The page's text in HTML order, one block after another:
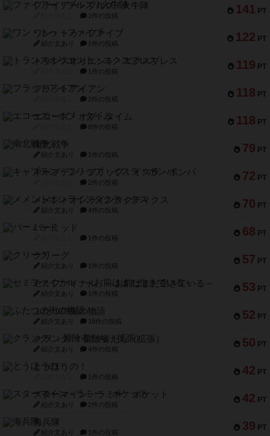
141 PT
ファイアー・ブルズ / 火牛陣
1件の投稿
122 PT
ワン・トゥ・ファイブ
紹介文あり 1件の投稿
119 PT
トランスオリエント・エクスプレス
1件の投稿
118 PT
フラットアイアン
2件の投稿
118 PT
エコーズ・オブ・タイム
8件の投稿
79 PT
南北戦争
紹介文あり 1件の投稿
72 PT
キャプテン・フリップ：イスラ・ボンバ
2件の投稿
70 PT
メメントオンラインタクティクス
紹介文あり 4件の投稿
68 PT
パーミッド
1件の投稿
57 PT
クリーグ
紹介文あり 1件の投稿
53 PT
セミファイナル ～お前はまだ生きている～
紹介文あり 1件の投稿
52 PT
ふたつの街の物語
紹介文あり 18件の投稿
50 PT
クランク! ：冒険者たち（拡張）
紹介文あり 4件の投稿
42 PT
とうほうの！
1件の投稿
42 PT
スターマイン・ラミー ポケット
紹介文あり 2件の投稿
39 PT
海兵隊
紹介文あり 1件の投稿